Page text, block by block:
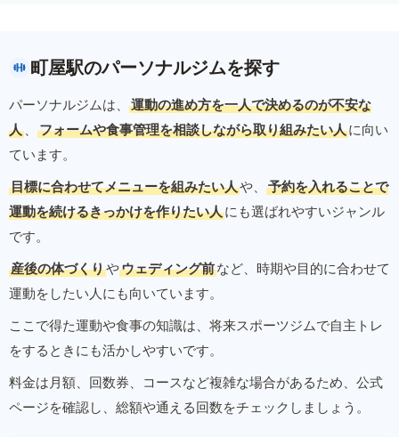
町屋駅のパーソナルジムを探す
パーソナルジムは、
運動の進め方を一人で決めるのが不安な
人 、 フォームや食事管理を相談しながら取り組みたい人に向い
ています。
目標に合わせてメニューを組みたい人や、
予約を入れることで
運動を続けるきっかけを作りたい人にも選ばれやすいジャンル
です。
産後の体づくりやウェディング前など、時期や目的に合わせて
運動をしたい人にも向いています。
ここで得た運動や食事の知識は、将来スポーツジムで自主トレ
をするときにも活かしやすいです。
料金は月額、回数券、コースなど複雑な場合があるため、公式
ページを確認し、総額や通える回数をチェックしましょう。